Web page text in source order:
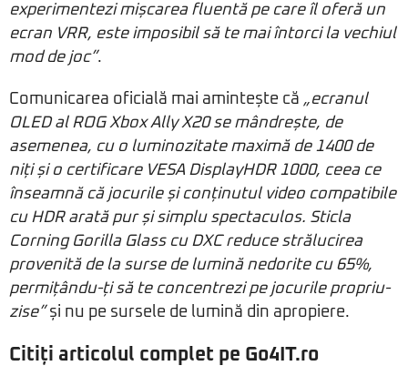
experimentezi mișcarea fluentă pe care îl oferă un
ecran VRR, este imposibil să te mai întorci la vechiul
mod de joc”.
Comunicarea oficială mai amintește că „ecranul
OLED al ROG Xbox Ally X20 se mândrește, de
asemenea, cu o luminozitate maximă de 1400 de
niți și o certificare VESA DisplayHDR 1000, ceea ce
înseamnă că jocurile și conținutul video compatibile
cu HDR arată pur și simplu spectaculos. Sticla
Corning Gorilla Glass cu DXC reduce strălucirea
provenită de la surse de lumină nedorite cu 65%,
permițându-ți să te concentrezi pe jocurile propriu-
zise”și nu pe sursele de lumină din apropiere.
Citiți articolul complet pe Go4IT.ro